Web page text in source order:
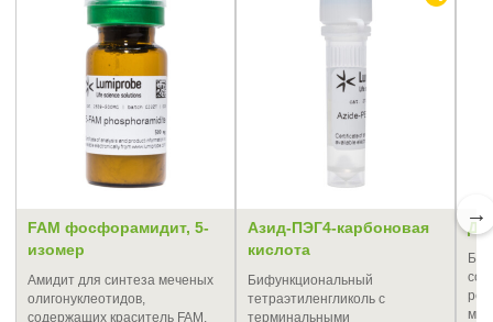
FAM фосфорамидит, 5-
изомер
Амидит для синтеза меченых
олигонуклеотидов,
содержащих краситель FAM.
Азид-ПЭГ4-карбоновая
кислота
Бифункциональный
тетраэтиленгликоль с
терминальными
→